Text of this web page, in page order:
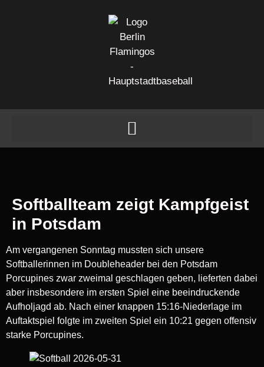
Softballteam zeigt Kampfgeist
in Potsdam
Am vergangenen Sonntag mussten sich unsere
Softballerinnen im Doubleheader bei den Potsdam
Porcupines zwar zweimal geschlagen geben, lieferten dabei
aber insbesondere im ersten Spiel eine beeindruckende
Aufholjagd ab. Nach einer knappen 15:16-Niederlage im
Auftaktspiel folgte im zweiten Spiel ein 10:21 gegen offensiv
starke Porcupines.